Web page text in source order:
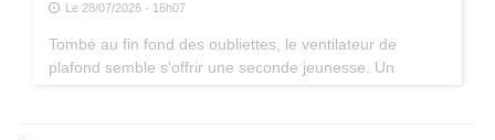
Le 28/07/2026 - 16h07
Tombé au fin fond des oubliettes, le ventilateur de
plafond semble s'offrir une seconde jeunesse. Un